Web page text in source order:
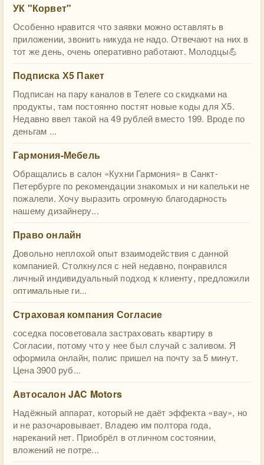
УК "Корвет"
Особенно нравится что заявки можно оставлять в
приложении, звонить никуда не надо. Отвечают на них в
тот же день, очень оперативно работают. Молодцы💪
Подписка Х5 Пакет
Подписан на пару каналов в Телеге со скидками на
продукты, там постоянно постят новые коды для Х5.
Недавно ввел такой на 49 рублей вместо 199. Вроде по
деньгам ...
Гармония-Мебель
Обращались в салон «Кухни Гармония» в Санкт-
Петербурге по рекомендации знакомых и ни капельки не
пожалели. Хочу выразить огромную благодарность
нашему дизайнеру...
Право онлайн
Довольно неплохой опыт взаимодействия с данной
компанией. Столкнулся с ней недавно, понравился
личный индивидуальный подход к клиенту, предложили
оптимальные ги...
Страховая компания Согласие
соседка посоветовала застраховать квартиру в
Согласии, потому что у нее был случай с заливом. Я
оформила онлайн, полис пришел на почту за 5 минут.
Цена 3900 руб...
Автосалон JAC Motors
Надёжный аппарат, который не даёт эффекта «вау», но
и не разочаровывает. Владею им полтора года,
нареканий нет. Приобрёл в отличном состоянии,
вложений не потре...